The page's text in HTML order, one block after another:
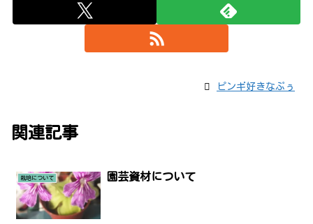
ピンギ好きなぷぅ
関連記事
栽培について 園芸資材について